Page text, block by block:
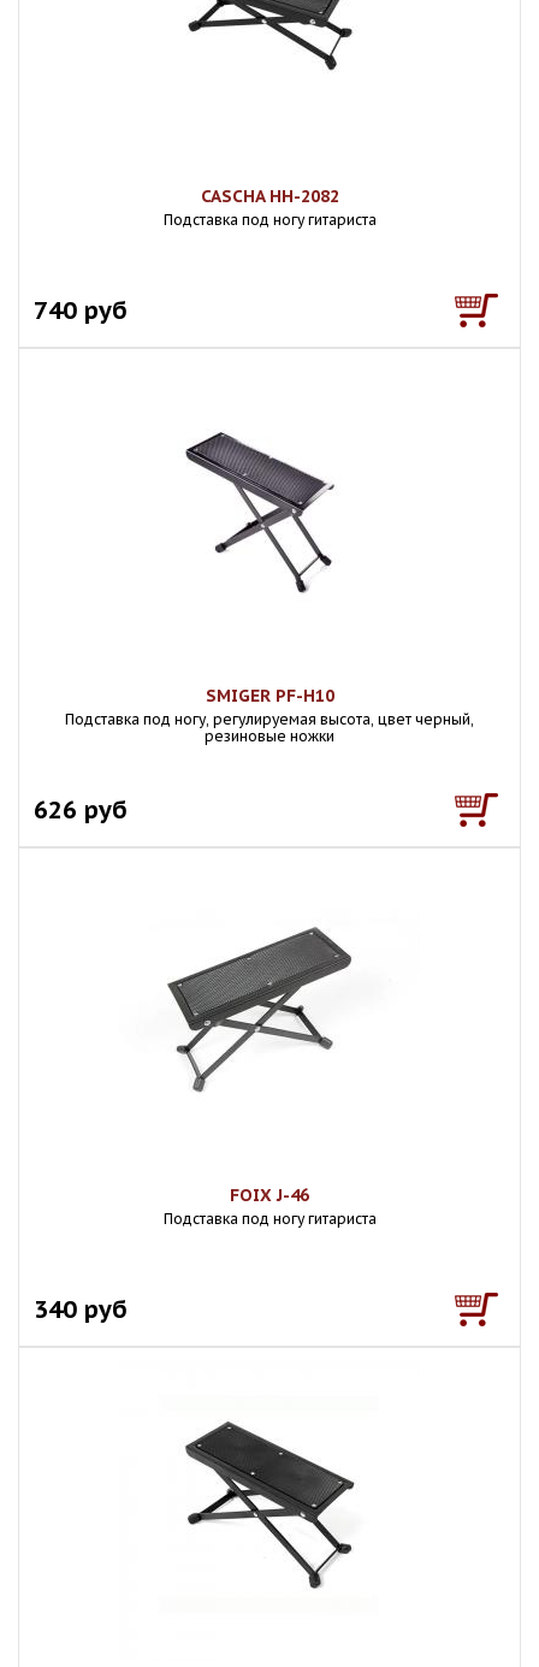
CASCHA HH-2082
Подставка под ногу гитариста
740 руб
SMIGER PF-H10
Подставка под ногу, регулируемая высота, цвет черный,
резиновые ножки
626 руб
FOIX J-46
Подставка под ногу гитариста
340 руб